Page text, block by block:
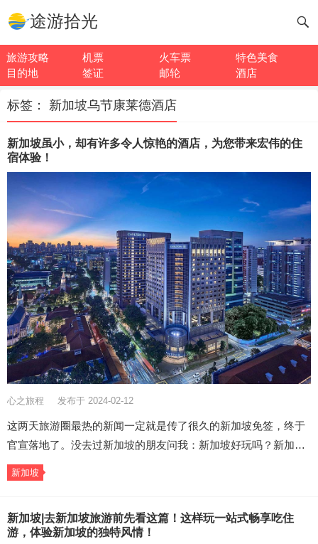
途游拾光
旅游攻略 机票 火车票
特色美食
目的地
签证 邮轮 酒店
标签： 新加坡乌节康莱德酒店
新加坡虽小，却有许多令人惊艳的酒店，为您带来宏伟的住
宿体验！
心之旅程 发布于 2024-02-12
这两天旅游圈最热的新闻一定就是传了很久的新加坡免签，终于
官宣落地了。没去过新加坡的朋友问我：新加坡好玩吗？新加…
新加坡
新加坡|去新加坡旅游前先看这篇！这样玩一站式畅享吃住
游，体验新加坡的独特风情！